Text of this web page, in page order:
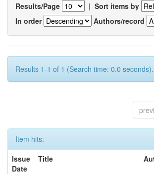
Results/Page | Sort items by
In order
Authors/record
Results 1-1 of 1 (Search time: 0.0 seconds).
Item hits:
Issue
Date
Title